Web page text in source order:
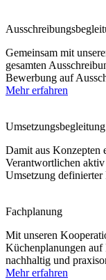
Gemeinsam mit
gesamten
Bewerbung auf
Mehr erfahren
Umsetzungsbegleitung
Damit aus Konzepten
Verantwortlichen
Umsetzung
Fachplanung
Mit unseren
Küchenplanungen
nachhaltig und
Mehr erfahren